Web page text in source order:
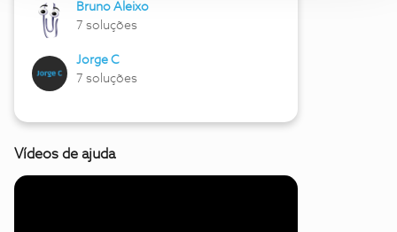
Bruno Aleixo
7 soluções
Jorge C
7 soluções
Vídeos de ajuda